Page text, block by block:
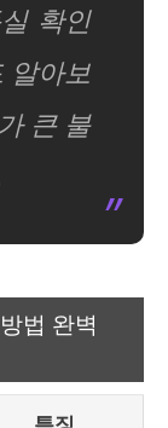
확인
알아보
큰 불
법 완벽